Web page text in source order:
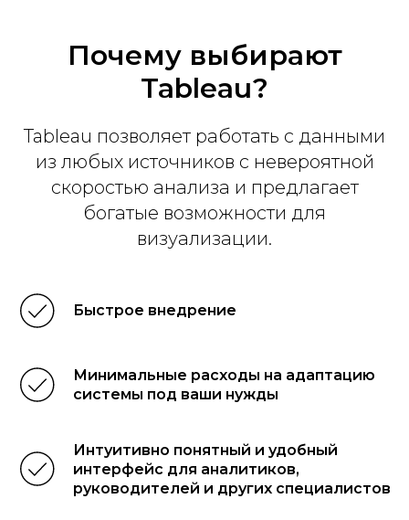
Почему выбирают
Tableau?
Tableau позволяет работать с данными
из любых источников с невероятной
скоростью анализа и предлагает
богатые возможности для
визуализации.
Быстрое внедрение
Минимальные расходы на адаптацию
системы под ваши нужды
Интуитивно понятный и удобный
интерфейс для аналитиков,
руководителей и других специалистов